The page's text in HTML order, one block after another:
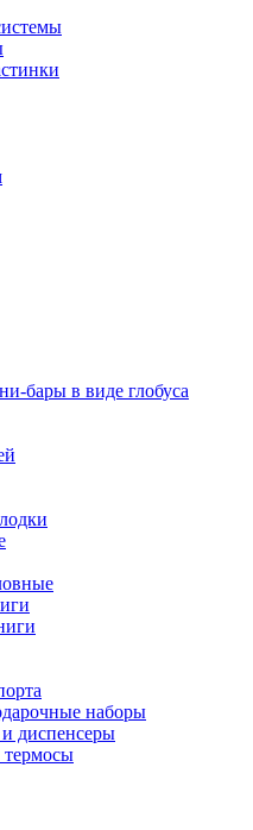
бары в виде глобуса
наборы
диспенсеры